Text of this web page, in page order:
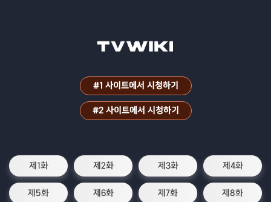
#1 사이트에서 시청하기
#2 사이트에서 시청하기
제1화 제2화 제3화 제4화
제5화 제6화 제7화 제8화